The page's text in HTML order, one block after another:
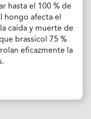
hasta el 100 % de
hongo afecta el
caída y muerte de
brassicol 75 %
eficazmente la